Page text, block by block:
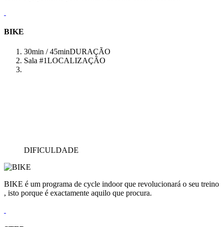
BIKE
30min / 45minDURAÇÃO
Sala #1LOCALIZAÇÃO
DIFICULDADE
BIKE é um programa de cycle indoor que revolucionará o seu treino
, isto porque é exactamente aquilo que procura.